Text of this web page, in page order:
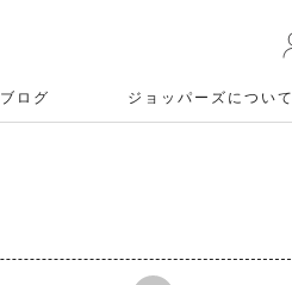
ブログ ジョッパーズについて